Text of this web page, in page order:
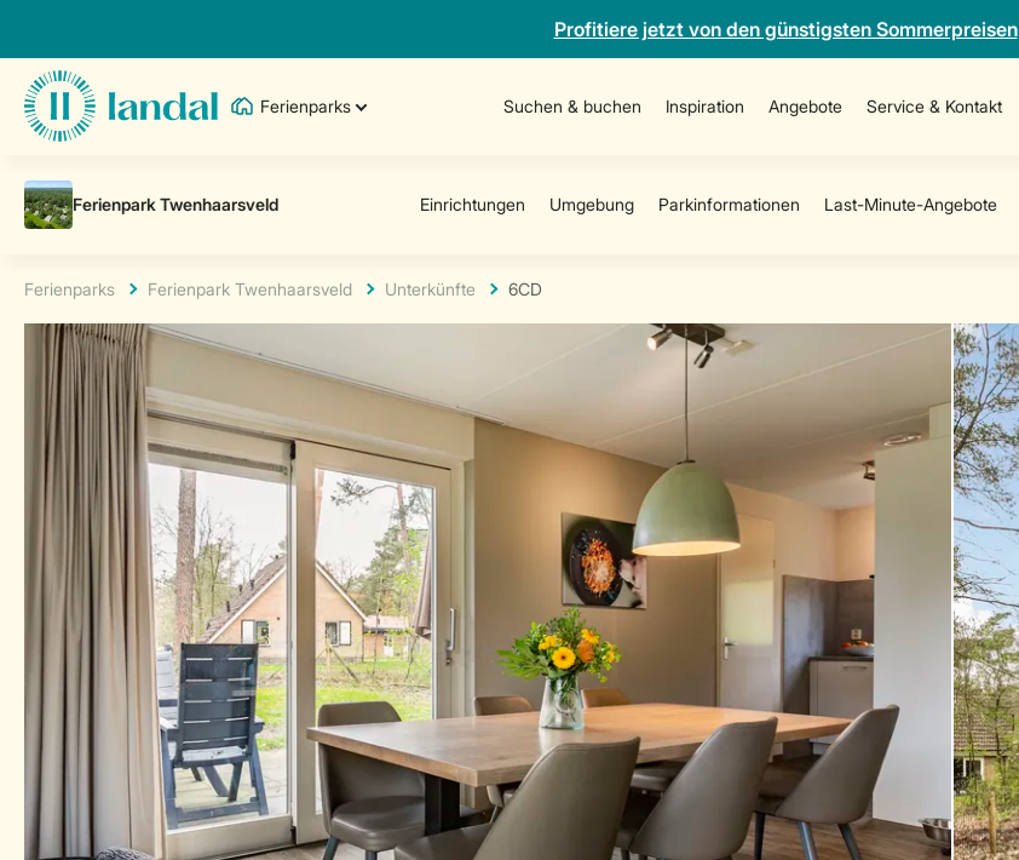
Profitiere jetzt von den günstigsten Sommerpreisen
Ferienparks Suchen & buchen Inspiration Angebote Service & Kontakt
Ferienparks Ferienpark Twenhaarsveld Unterkünfte 6CD